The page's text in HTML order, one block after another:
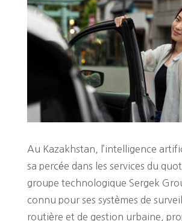
Au Kazakhstan, l’intelligence
sa percée dans les services du
groupe technologique Sergek
connu pour ses systèmes de
routière et de gestion urbaine,